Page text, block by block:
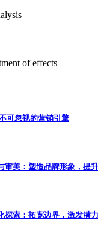
of effects
可忽视的营销引擎
审美：塑造品牌形象，提
探索：拓宽边界，激发潜力